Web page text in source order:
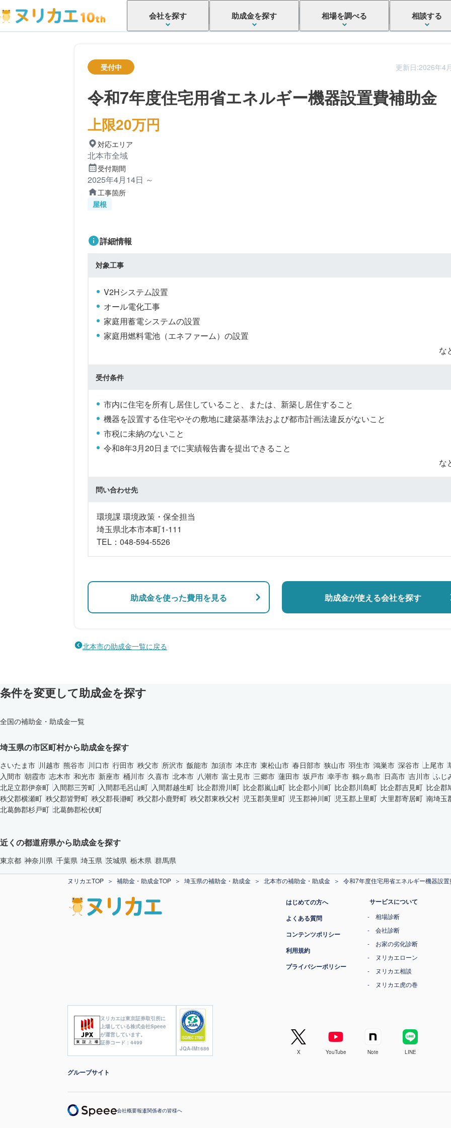
会社を探す 助成金を探す 相場を調べる 相談する
受付中 更新日:2026年4
令和7年度住宅用省エネルギー機器設置費補助金
上限20万円
対応エリア
北本市全域
受付期間
2025年4月14日 ～
工事箇所
屋根
詳細情報
対象工事
V2Hシステム設置
オール電化工事
家庭用蓄電システムの設置
家庭用燃料電池（エネファーム）の設置
な
受付条件
市内に住宅を所有し居住していること、または、新築し居住すること
機器を設置する住宅やその敷地に建築基準法および都市計画法違反がないこと
市税に未納のないこと
令和8年3月20日までに実績報告書を提出できること
な
問い合わせ先
環境課 環境政策・保全担当
埼玉県北本市本町1-111
TEL：048-594-5526
助成金を使った費用を見る 助成金が使える会社を探す
北本市の助成金一覧に戻る
条件を変更して助成金を探す
全国の補助金・助成金一覧
埼玉県の市区町村から助成金を探す
さいたま市 川越市 熊谷市 川口市 行田市 秩父市 所沢市 飯能市 加須市 本庄市 東松山市 春日部市 狭山市 羽生市 鴻巣市 深谷市 上尾市
入間市 朝霞市 志木市 和光市 新座市 桶川市 久喜市 北本市 八潮市 富士見市 三郷市 蓮田市 坂戸市 幸手市 鶴ヶ島市 日高市 吉川市 ふじ
北足立郡伊奈町 入間郡三芳町 入間郡毛呂山町 入間郡越生町 比企郡滑川町 比企郡嵐山町 比企郡小川町 比企郡川島町 比企郡吉見町 比企郡
秩父郡横瀬町 秩父郡皆野町 秩父郡長瀞町 秩父郡小鹿野町 秩父郡東秩父村 児玉郡美里町 児玉郡神川町 児玉郡上里町 大里郡寄居町 南埼玉
北葛飾郡杉戸町 北葛飾郡松伏町
近くの都道府県から助成金を探す
東京都 神奈川県 千葉県 埼玉県 茨城県 栃木県 群馬県
ヌリカエTOP 補助金・助成金TOP 埼玉県の補助金・助成金 北本市の補助金・助成金 令和7年度住宅用省エネルギー機器設
ヌリカエは東京証券取引所に
上場している株式会社Speee
が運営しています。
証券コード：4499
JQA-IM1686
はじめての方へ
よくある質問
コンテンツポリシー
利用規約
プライバシーポリシー
サービスについて
相場診断
会社診断
お家の劣化診断
ヌリカエローン
ヌリカエ相談
ヌリカエ虎の巻
X YouTube Note LINE
グループサイト
会社概要報道関係者の皆様へ